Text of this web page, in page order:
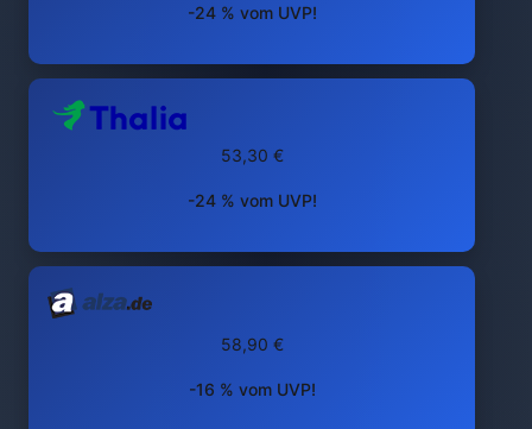
-24 % vom UVP!
53,30 €
-24 % vom UVP!
58,90 €
-16 % vom UVP!